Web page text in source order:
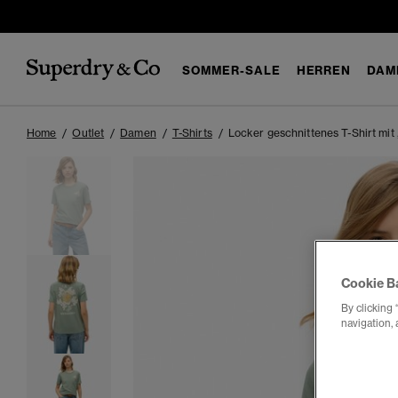
SOMMER-SALE HERREN
Home Outlet Damen T-Shirts Locker geschnittenes T-Shirt mit
Cookie
By clicking
navigation,